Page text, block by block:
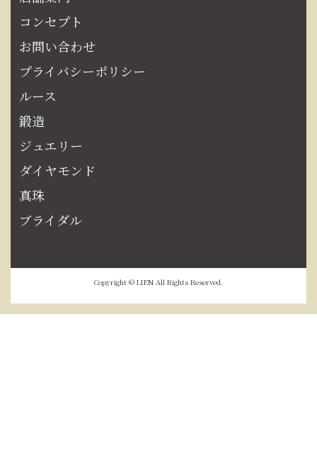
コンセプト
お問い合わせ
プライバシーポリシー
ルース
鍛造
ジュエリー
ダイヤモンド
真珠
ブライダル
Copyright © LIEN All Rights Reserved.